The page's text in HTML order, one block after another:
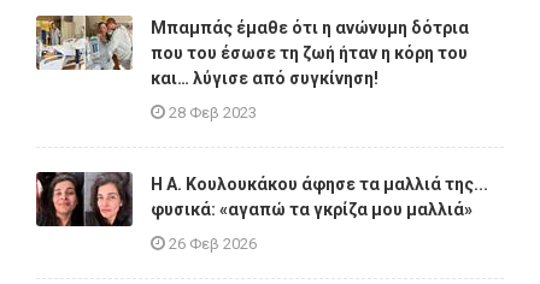
Μπαμπάς έμαθε ότι η ανώνυμη δότρια
που του έσωσε τη ζωή ήταν η κόρη του
και… λύγισε από συγκίνηση!
28 Φεβ 2023
Η A. Κουλουκάκου άφησε τα μαλλιά της...
φυσικά: «αγαπώ τα γκρίζα μου μαλλιά»
26 Φεβ 2026